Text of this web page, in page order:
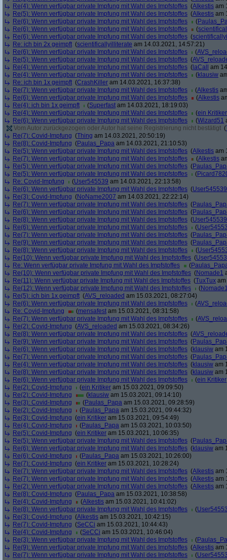
Re(4): Wenn verfügbar private Impfung mit Wahl des Impfstoffes (Alkestis am
Re(5): Wenn verfügbar private Impfung mit Wahl des Impfstoffes (Alkestis am
Re(6): Wenn verfügbar private Impfung mit Wahl des Impfstoffes
(
Re(6): Wenn verfügbar private Impfung mit Wahl des Impfstoffes
(
Re(6): Wenn verfügbar private Impfung mit Wahl des Impfstoffes (
Re: ich bin 2x geimpft (scientificallyilliterate am 14.03.2021, 14:57:21)
Re(6): Wenn verfügbar private Impfung mit Wahl des Impfstoffes
(
Re(5): Wenn verfügbar private Impfung mit Wahl des Impfstoffes (
Re(4): Wenn verfügbar private Impfung mit Wahl des Impfstoffes ( laCall
am
Re(4): Wenn verfügbar private Impfung mit Wahl des Impfstoffes
(klausiw
Re: ich bin 1x geimpft (CrashKiller am 14.03.2021, 16:37:38)
Re(7): Wenn verfügbar private Impfung mit Wahl des Impfstoffes
(Alkestis
Re(6): Wenn verfügbar private Impfung mit Wahl des Impfstoffes
(Alkestis
Re(4): ich bin 1x geimpft
(Superfast am 14.03.2021, 18:19:03)
Re(4): Wenn verfügbar private Impfung mit Wahl des Impfstoffes
(ein Kritiker
Re(6): Wenn verfügbar private Impfung mit Wahl des Impfstoffes
(Wizard51
Vom Autor zurückgezogen oder Autor hat seine Registrierung nicht bestätigt (
Re(7): Covid-Impfung (Thing am 14.03.2021, 20:50:19)
Re(8): Covid-Impfung (Paulas_Papa am 14.03.2021, 21:10:53)
Re(5): Wenn verfügbar private Impfung mit Wahl des Impfstoffes (Alkestis am
Re(7): Wenn verfügbar private Impfung mit Wahl des Impfstoffes
(Alkestis
Re(5): Wenn verfügbar private Impfung mit Wahl des Impfstoffes (
Re(5): Wenn verfügbar private Impfung mit Wahl des Impfstoffes
(
Re: Covid-Impfung
(User545539 am 14.03.2021, 22:13:58)
Re(6): Wenn verfügbar private Impfung mit Wahl des Impfstoffes (User545539
Re(3): Covid-Impfung (NoName2007 am 14.03.2021, 22:22:14)
Re(7): Wenn verfügbar private Impfung mit Wahl des Impfstoffes (
Re(6): Wenn verfügbar private Impfung mit Wahl des Impfstoffes (
Re(8): Wenn verfügbar private Impfung mit Wahl des Impfstoffes (User545539
Re(6): Wenn verfügbar private Impfung mit Wahl des Impfstoffes
(
Re(7): Wenn verfügbar private Impfung mit Wahl des Impfstoffes (
Re(9): Wenn verfügbar private Impfung mit Wahl des Impfstoffes (
Re(8): Wenn verfügbar private Impfung mit Wahl des Impfstoffes
(
Re(10): Wenn verfügbar private Impfung mit Wahl des Impfstoffes (
Re: Wenn verfügbar private Impfung mit Wahl des Impfstoffes
(
Re(10): Wenn verfügbar private Impfung mit Wahl des Impfstoffes (Nomade1
Re(11): Wenn verfügbar private Impfung mit Wahl des Impfstoffes (TuxTux
Re(12): Wenn verfügbar private Impfung mit Wahl des Impfstoffes
(
Re(5): ich bin 1x geimpft (AVS_reloaded am 15.03.2021, 08:27:04)
Re(6): Wenn verfügbar private Impfung mit Wahl des Impfstoffes
(
Re: Covid-Impfung
(mensafest am 15.03.2021, 08:31:58)
Re(7): Wenn verfügbar private Impfung mit Wahl des Impfstoffes
(
Re(2): Covid-Impfung (AVS_reloaded am 15.03.2021, 08:34:26)
Re(8): Wenn verfügbar private Impfung mit Wahl des Impfstoffes (
Re(9): Wenn verfügbar private Impfung mit Wahl des Impfstoffes (
Re(6): Wenn verfügbar private Impfung mit Wahl des Impfstoffes (klausiw am
Re(7): Wenn verfügbar private Impfung mit Wahl des Impfstoffes (
Re(4): Wenn verfügbar private Impfung mit Wahl des Impfstoffes (klausiw am
Re(8): Wenn verfügbar private Impfung mit Wahl des Impfstoffes (klausiw am
Re(6): Wenn verfügbar private Impfung mit Wahl des Impfstoffes
(ein Kritiker
Re(2): Covid-Impfung
(ein Kritiker am 15.03.2021, 09:09:50)
Re(2): Covid-Impfung
(klausiw am 15.03.2021, 09:14:10)
Re(3): Covid-Impfung
(Paulas_Papa am 15.03.2021, 09:28:59)
Re(2): Covid-Impfung
(Paulas_Papa am 15.03.2021, 09:44:32)
Re(3): Covid-Impfung (ein Kritiker am 15.03.2021, 09:54:49)
Re(4): Covid-Impfung
(Paulas_Papa am 15.03.2021, 10:03:50)
Re(5): Covid-Impfung (ein Kritiker am 15.03.2021, 10:06:35)
Re(5): Wenn verfügbar private Impfung mit Wahl des Impfstoffes (
Re(6): Wenn verfügbar private Impfung mit Wahl des Impfstoffes (klausiw am
Re(6): Covid-Impfung
(Paulas_Papa am 15.03.2021, 10:26:00)
Re(7): Covid-Impfung (ein Kritiker am 15.03.2021, 10:28:24)
Re(7): Wenn verfügbar private Impfung mit Wahl des Impfstoffes (Alkestis am
Re(7): Wenn verfügbar private Impfung mit Wahl des Impfstoffes (Alkestis am
Re(2): Wenn verfügbar private Impfung mit Wahl des Impfstoffes (Alkestis am
Re(8): Covid-Impfung (Paulas_Papa am 15.03.2021, 10:38:58)
Re(4): Covid-Impfung
(Alkestis am 15.03.2021, 10:41:02)
Re(8): Wenn verfügbar private Impfung mit Wahl des Impfstoffes
(
Re(3): Covid-Impfung (Alkestis am 15.03.2021, 10:42:15)
Re(7): Covid-Impfung (SeCCi am 15.03.2021, 10:44:43)
Re(4): Covid-Impfung
(SeCCi am 15.03.2021, 10:46:04)
Re(3): Wenn verfügbar private Impfung mit Wahl des Impfstoffes
(
Re(9): Wenn verfügbar private Impfung mit Wahl des Impfstoffes (Alkestis am
Re(7): Wenn verfügbar private Impfung mit Wahl des Impfstoffes
(